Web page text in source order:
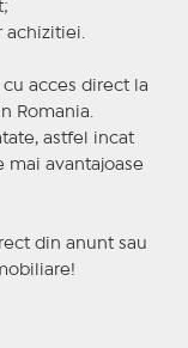
cu acces direct la
Romania.
astfel incat
mai avantajoase
din anunt sau